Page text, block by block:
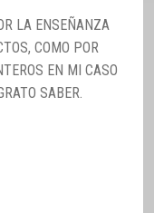
LA ENSEÑANZA
COMO POR
EN MI CASO
SABER.